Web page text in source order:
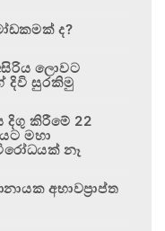
ද?
ලොවට
දිවි සුරකිමු
දිගු කිරීමේ 22
මහා
නෑ
අභාවප්‍රාප්ත